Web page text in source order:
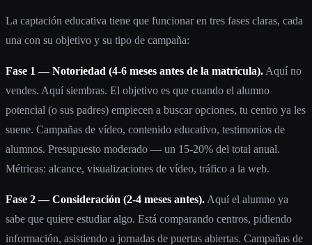
La captación educativa tiene que funcionar en tres fases claras, cada
una con su objetivo y su tipo de campaña:
Fase 1 — Notoriedad (4-6 meses antes de la matrícula). Aquí no
vendes. Aquí siembras. El objetivo es que cuando el alumno
potencial (o sus padres) empiecen a buscar opciones, tu centro ya les
suene. Campañas de vídeo, contenido educativo, testimonios de
alumnos. Presupuesto moderado — un 15-20% del total anual.
Métricas: alcance, visualizaciones de vídeo, tráfico a la web.
Fase 2 — Consideración (2-4 meses antes). Aquí el alumno ya
sabe que quiere estudiar algo. Está comparando centros, pidiendo
información, asistiendo a jornadas de puertas abiertas. Campañas de